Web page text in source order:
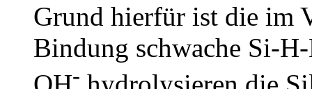
Grund hierfür ist die im
Bindung schwache Si-
-